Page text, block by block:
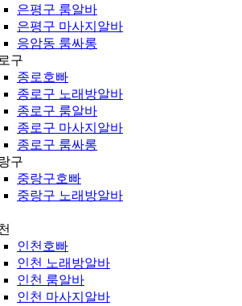
은평구 룸알바
은평구 마사지알바
응암동 룸싸롱
구
종로호빠
종로구 노래방알바
종로구 룸알바
종로구 마사지알바
종로구 룸싸롱
구
중랑구호빠
중랑구 노래방알바
인천호빠
인천 노래방알바
인천 룸알바
인천 마사지알바